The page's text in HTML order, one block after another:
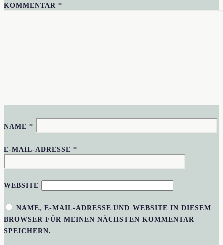
KOMMENTAR*
NAME*
E-MAIL-ADRESSE*
WEBSITE
NAME, E-MAIL-ADRESSE UND WEBSITE IN DIESEM
BROWSER FÜR MEINEN NÄCHSTEN KOMMENTAR
SPEICHERN.